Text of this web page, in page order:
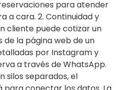
para atender
a cara. 2. Continuidad y
cliente puede cotizar un
la página web de un
por Instagram y
a través de WhatsApp.
silos separados, el